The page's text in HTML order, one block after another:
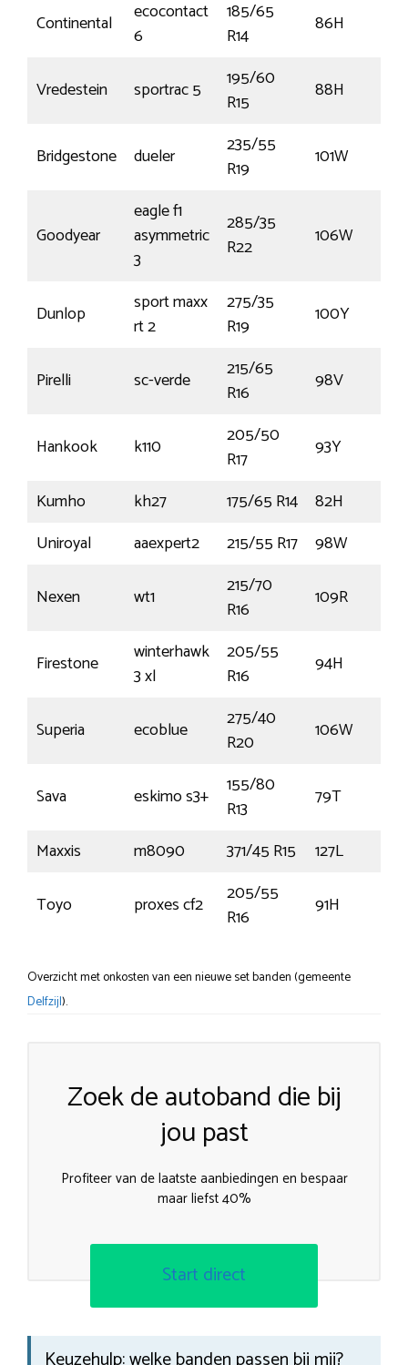
Continental
ecocontact
6
185/65
R14
86H
Vredestein sportrac 5
195/60
R15
88H
Bridgestone dueler
235/55
R19
101W
Goodyear
eagle f1
asymmetric
3
285/35
R22
106W
Dunlop
sport maxx
rt 2
275/35
R19
100Y
Pirelli sc-verde
215/65
R16
98V
Hankook k110
205/50
R17
93Y
Kumho
kh27 175/65 R14
82H
Uniroyal
aaexpert2 215/55 R17
98W
Nexen
wt1
215/70
R16
109R
Firestone
winterhawk
3 xl
205/55
R16
94H
Superia ecoblue
275/40
R20
106W
Sava eskimo s3+
155/80
R13
79T
Maxxis
m8090 371/45 R15
127L
Toyo
proxes cf2
205/55
R16
91H
Overzicht met onkosten van een nieuwe set banden (gemeente
Delfzijl).
Zoek de autoband die bij
jou past
Profiteer van de laatste aanbiedingen en bespaar
maar liefst 40%
Start direct